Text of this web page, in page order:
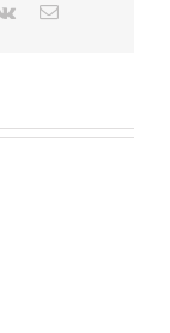
Vk Email